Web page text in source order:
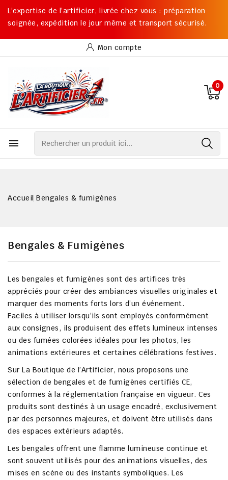
L’expertise de l’artificier, livrée chez vous : préparation
soignée, expédition le jour même et transport sécurisé.
Mon compte
0

Accueil Bengales & fumigènes
Bengales & Fumigènes
Les bengales et fumigènes sont des artifices très
appréciés pour créer des ambiances visuelles originales et
marquer des moments forts lors d’un événement.
Faciles à utiliser lorsqu’ils sont employés conformément
aux consignes, ils produisent des effets lumineux intenses
ou des fumées colorées idéales pour les photos, les
animations extérieures et certaines célébrations festives.
Sur La Boutique de l’Artificier, nous proposons une
sélection de bengales et de fumigènes certifiés CE,
conformes à la réglementation française en vigueur. Ces
produits sont destinés à un usage encadré, exclusivement
par des personnes majeures, et doivent être utilisés dans
des espaces extérieurs adaptés.
Les bengales offrent une flamme lumineuse continue et
sont souvent utilisés pour des animations visuelles, des
mises en scène ou des instants symboliques. Les